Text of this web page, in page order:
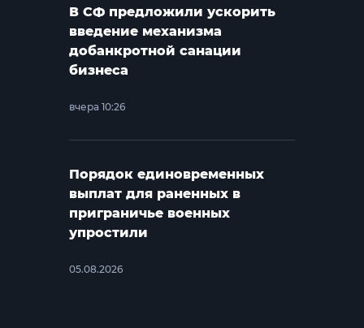
В СФ предложили ускорить
введение механизма
добанкротной санации
бизнеса
вчера 10:26
Порядок единовременных
выплат для раненных в
приграничье военных
упростили
05.08.2026